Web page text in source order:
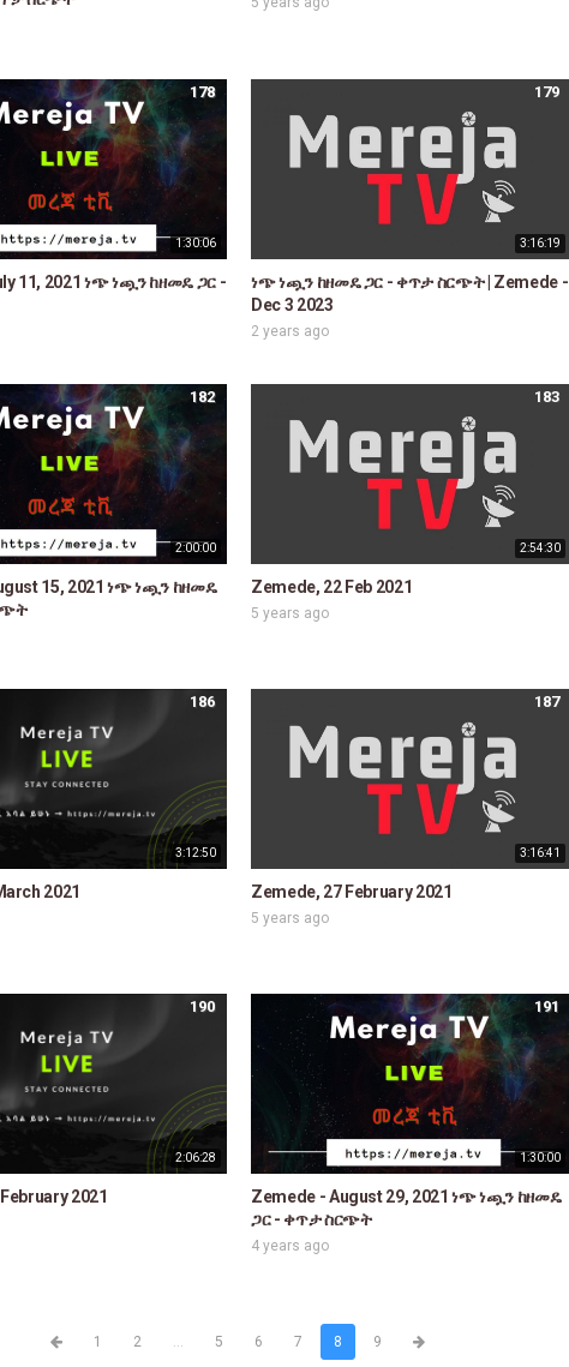
1:30:06
178
11, 2021 ነጭ ነጯን ከዘመዴ ጋር -
3:16:19
179
ነጭ ነጯን ከዘመዴ ጋር - ቀጥታ ስርጭት | Zemede -
Dec 3 2023
2 years ago
2:00:00
182
15, 2021 ነጭ ነጯን ከዘመዴ
2:54:30
183
Zemede, 22 Feb 2021
5 years ago
3:12:50
186
2021
3:16:41
187
Zemede, 27 February 2021
5 years ago
2:06:28
190
2021
1:30:00
191
Zemede - August 29, 2021 ነጭ ነጯን ከዘመዴ
ጋር - ቀጥታ ስርጭት
4 years ago
1 2 5 6 7 8 9